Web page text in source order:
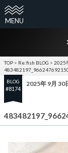
TOP > Re:fish BLOG > 2025
BLOG
#8174
2025年 9月 30